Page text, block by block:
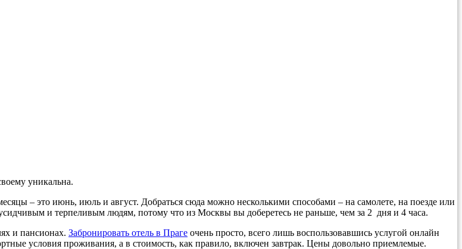
уникальна.
– это июнь, июль и август. Добраться сюда можно несколькими способами – на самолете, на поезде или
усидчивым и терпеливым людям, потому что из Москвы вы доберетесь не раньше, чем за 2 дня и 4 часа.
и пансионах. Забронировать отель в Праге очень просто, всего лишь воспользовавшись услугой онлайн
условия проживания, а в стоимость, как правило, включен завтрак. Цены довольно приемлемые.